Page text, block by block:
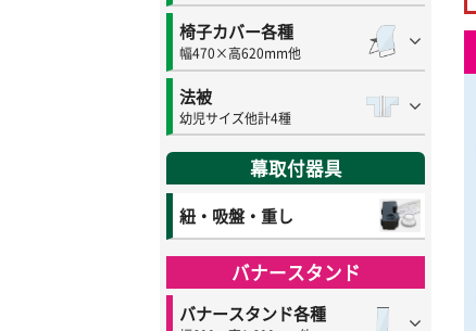
椅子カバー各種
幅470×高620mm他
法被
幼児サイズ他計4種
幕取付器具
紐・吸盤・重し
バナースタンド
バナースタンド各種